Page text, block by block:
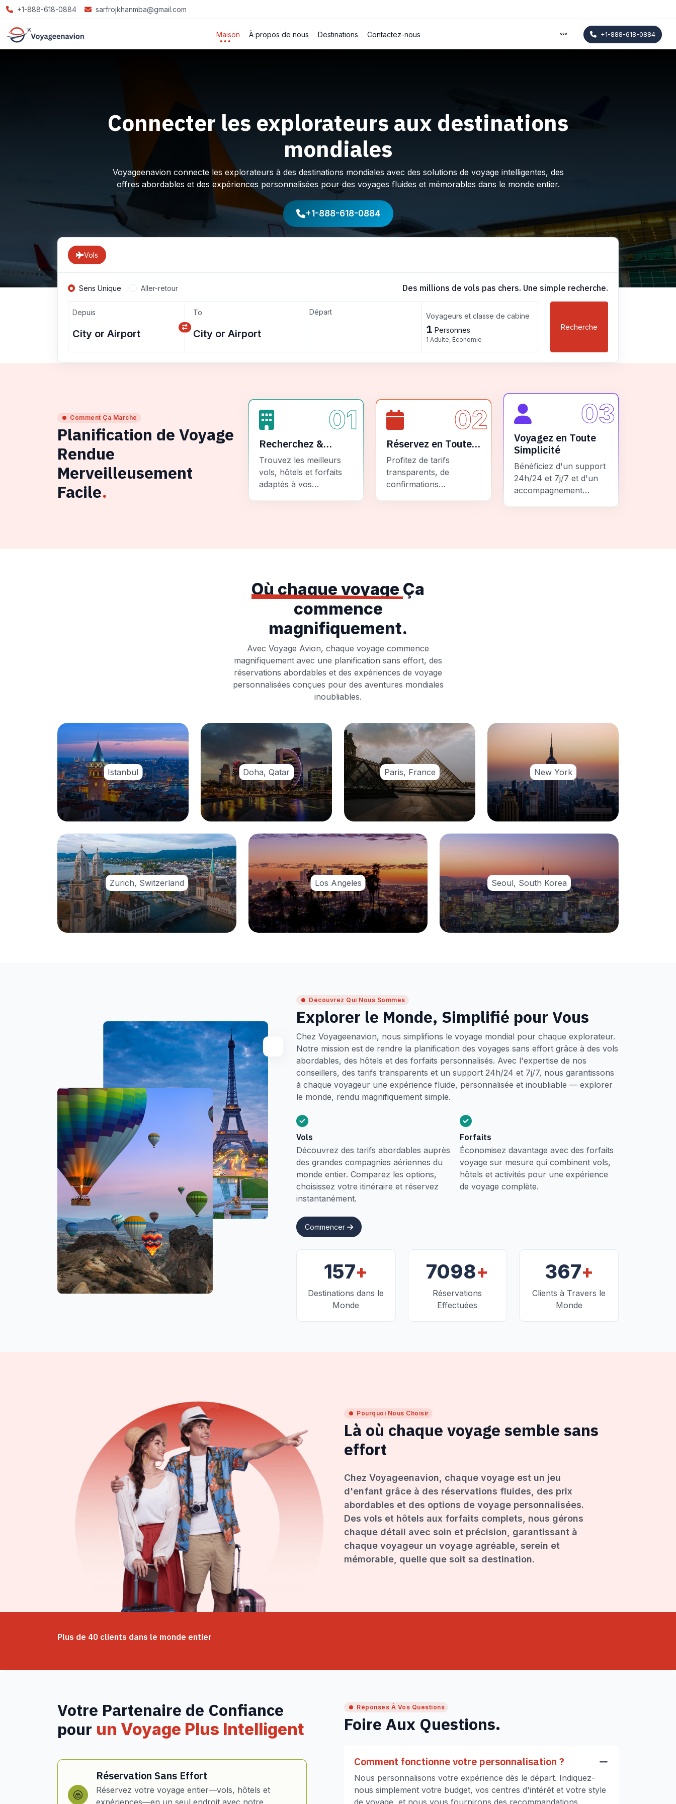
+1-888-618-0884 sarfrojkhanmba@gmail.com
Maison À propos de nous Destinations Contactez-nous +1-888-618-0884
Connecter les explorateurs aux destinations
mondiales
Voyageenavion connecte les explorateurs à des destinations mondiales avec des solutions de voyage intelligentes, des
offres abordables et des expériences personnalisées pour des voyages fluides et mémorables dans le monde entier.
+1-888-618-0884
Vols
Sens Unique Aller-retour Des millions de vols pas chers. Une simple recherche.
Depuis To Départ Voyageurs et classe de cabine
1 Personnes
1 Adulte, Économie
Recherche
Comment Ça Marche
Planification de Voyage
Rendue
Merveilleusement
Facile.
01
Recherchez &
Comparez
Trouvez les meilleurs
vols, hôtels et forfaits
adaptés à vos
02
Réservez en Toute
Sécurité
Profitez de tarifs
transparents, de
confirmations
03
Voyagez en Toute
Simplicité
Bénéficiez d'un support
24h/24 et 7j/7 et d'un
accompagnement
Où chaque voyage Ça
commence
magnifiquement.
Avec Voyage Avion, chaque voyage commence
magnifiquement avec une planification sans effort, des
réservations abordables et des expériences de voyage
personnalisées conçues pour des aventures mondiales
inoubliables.
Istanbul Doha, Qatar Paris, France New York
Zurich, Switzerland Los Angeles Seoul, South Korea
Découvrez Qui Nous Sommes
Explorer le Monde, Simplifié pour Vous
Chez Voyageenavion, nous simplifions le voyage mondial pour chaque explorateur.
Notre mission est de rendre la planification des voyages sans effort grâce à des vols
abordables, des hôtels et des forfaits personnalisés. Avec l'expertise de nos
conseillers, des tarifs transparents et un support 24h/24 et 7j/7, nous garantissons
à chaque voyageur une expérience fluide, personnalisée et inoubliable — explorer
le monde, rendu magnifiquement simple.
Vols
Découvrez des tarifs abordables auprès
des grandes compagnies aériennes du
monde entier. Comparez les options,
choisissez votre itinéraire et réservez
instantanément.
Forfaits
Économisez davantage avec des forfaits
voyage sur mesure qui combinent vols,
hôtels et activités pour une expérience
de voyage complète.
Commencer
157+
Destinations dans le
Monde
7098+
Réservations
Effectuées
367+
Clients à Travers le
Monde
Pourquoi Nous Choisir
Là où chaque voyage semble sans
effort
Chez Voyageenavion, chaque voyage est un jeu
d'enfant grâce à des réservations fluides, des prix
abordables et des options de voyage personnalisées.
Des vols et hôtels aux forfaits complets, nous gérons
chaque détail avec soin et précision, garantissant à
chaque voyageur un voyage agréable, serein et
mémorable, quelle que soit sa destination.
Plus de 40 clients dans le monde entier
Votre Partenaire de Confiance
pour un Voyage Plus Intelligent
Réservation Sans Effort
Réservez votre voyage entier—vols, hôtels et
expériences—en un seul endroit avec notre
Réponses À Vos Questions
Foire Aux Questions.
Comment fonctionne votre personnalisation ?
Nous personnalisons votre expérience dès le départ. Indiquez-
nous simplement votre budget, vos centres d'intérêt et votre style
de voyage, et nous vous fournirons des recommandations